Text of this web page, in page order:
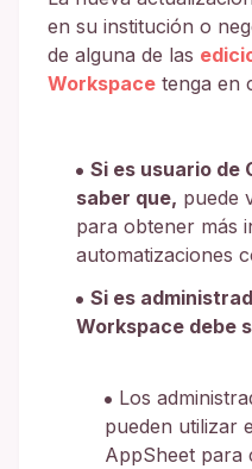
en su institución o
de alguna de las
Workspace tenga en
Si es usuario de
saber que, puede
para obtener más
automatizaciones
Si es
Workspace debe
Los
pueden utilizar
AppSheet para